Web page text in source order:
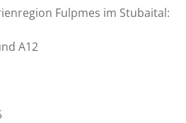
Fulpmes im Stubaital:
A12